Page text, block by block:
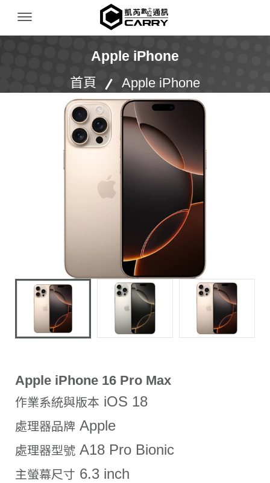
凱芮數位通訊｜iPhone 收購｜二手機買賣
Apple iPhone
首頁 Apple iPhone
Apple iPhone 16 Pro Max
作業系統與版本 iOS 18
處理器品牌 Apple
處理器型號 A18 Pro Bionic
主螢幕尺寸 6.3 inch